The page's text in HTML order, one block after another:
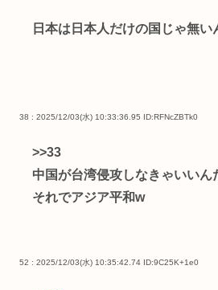
日本は日本人だけの国じゃ無い
38 : 2025/12/03(水) 10:33:36.95 ID:RFNcZBTk0
>>33
中国が台湾侵攻しなきゃいいん
それでアジア平和w
52 : 2025/12/03(水) 10:35:42.74 ID:9C25K+1e0